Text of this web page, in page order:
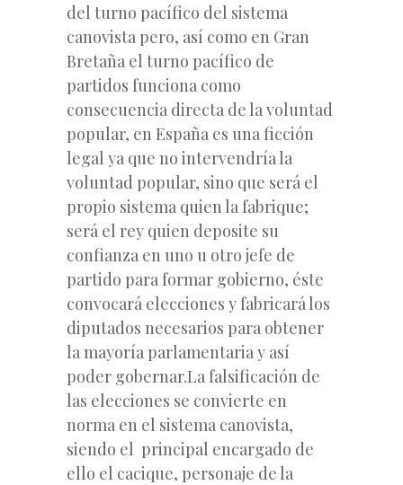
del turno pacífico del sistema
canovista pero, así como en Gran
Bretaña el turno pacífico de
partidos funciona como
consecuencia directa de la voluntad
popular, en España es una ficción
legal ya que no intervendría la
voluntad popular, sino que será el
propio sistema quien la fabrique;
será el rey quien deposite su
confianza en uno u otro jefe de
partido para formar gobierno, éste
convocará elecciones y fabricará los
diputados necesarios para obtener
la mayoría parlamentaria y así
poder gobernar.La falsificación de
las elecciones se convierte en
norma en el sistema canovista,
siendo el principal encargado de
ello el cacique, personaje de la